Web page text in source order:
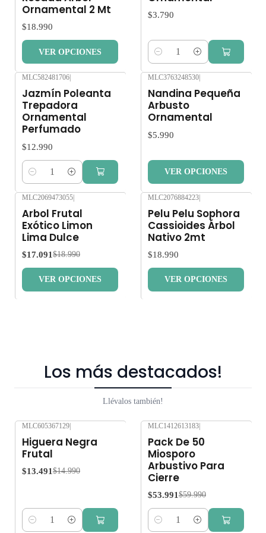
Ornamental 2 Mt
$18.990
VER OPCIONES
$3.790
Cantidad
MLC582481706
Jazmín Poleanta
Trepadora
Ornamental
Perfumado
$12.990
Cantidad
MLC3763248530
Nandina Pequeña
Arbusto
Ornamental
$5.990
VER OPCIONES
Nuevo
MLC2069473055|
Arbol Frutal
Exótico Limon
Lima Dulce
$17.091 $18.990
VER OPCIONES
MLC2076884223|
Pelu Pelu Sophora
Cassioides Árbol
Nativo 2mt
$18.990
VER OPCIONES
Los más destacados!
Llévalos también!
MLC605367129|
Higuera Negra
Frutal
$13.491 $14.990
Cantidad
MLC1412613183|
Pack De 50
Miosporo
Arbustivo Para
Cierre
$53.991 $59.990
Cantidad